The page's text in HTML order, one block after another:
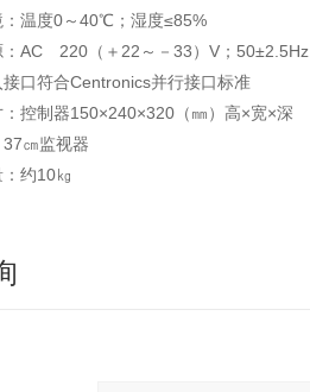
：温度0～40℃；湿度≤85%
：AC 220（＋22～－33）V；50±2.5Hz
接口符合Centronics并行接口标准
控制器150×240×320（㎜）高×宽×深
㎝监视器
约10㎏